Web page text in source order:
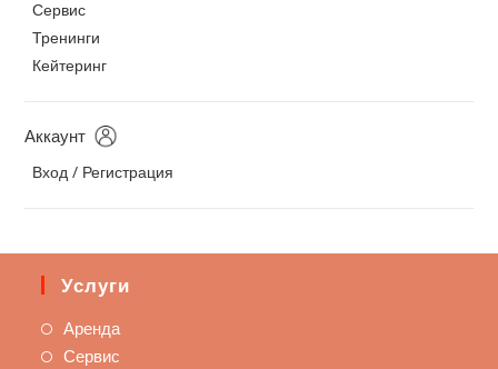
Сервис
Тренинги
Кейтеринг
Аккаунт
Вход / Регистрация
Услуги
Аренда
Сервис